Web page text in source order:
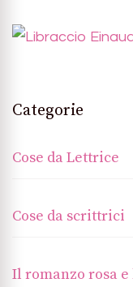
Categorie
Cose da Lettrice
Cose da scrittrici
Il romanzo rosa e